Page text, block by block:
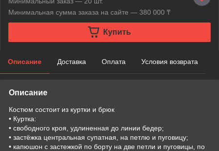
Минимальная сумма заказа на сайте — 380 000 ₸
Купить
Описание Доставка Оплата Условия возврата
Описание
Костюм состоит из куртки и брюк
• Куртка:
• свободного кроя, удлиненная до линии бедер;
• застёжка центральная супатная, на петлю и пуговицу;
• капюшон с застежкой по борту на две петли и пуговицы, по